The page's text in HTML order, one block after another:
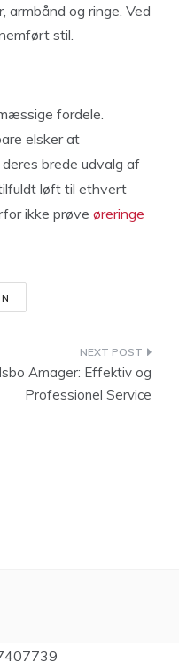
armbånd og ringe. Ved
stil.
fordele.
elsker at
brede udvalg af
løft til ethvert
ikke prøve øreringe
Amager: Effektiv og
Professionel Service